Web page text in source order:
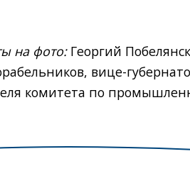
на фото:Георгий
вице-
комитета по